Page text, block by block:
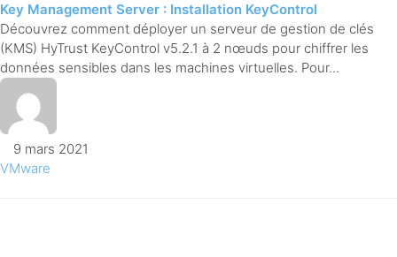
Key Management Server : Installation KeyControl
Découvrez comment déployer un serveur de gestion de clés
(KMS) HyTrust KeyControl v5.2.1 à 2 nœuds pour chiffrer les
données sensibles dans les machines virtuelles. Pour...
9 mars 2021
VMware